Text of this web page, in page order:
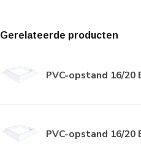
Gerelateerde producten
PVC-opstand 16/20
PVC-opstand 16/20